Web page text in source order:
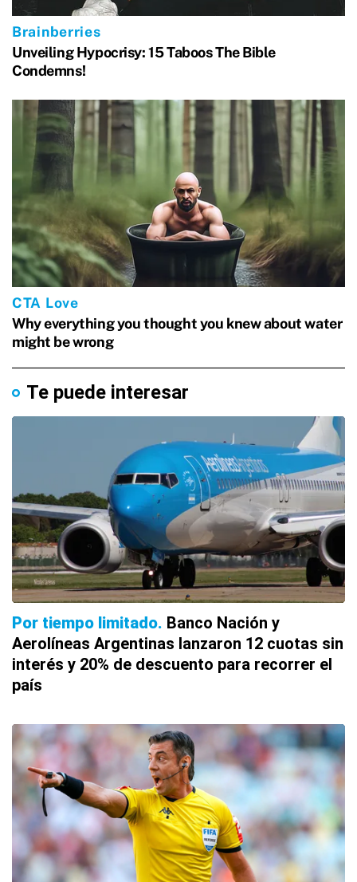
Te puede interesar
Por tiempo limitado Banco Nación y
Aerolíneas Argentinas lanzaron 12 cuotas sin
interés y 20% de descuento para recorrer el
país